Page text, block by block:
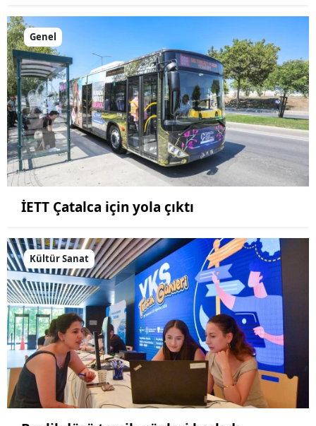
Genel
İETT Çatalca için yola çıktı
Kültür Sanat